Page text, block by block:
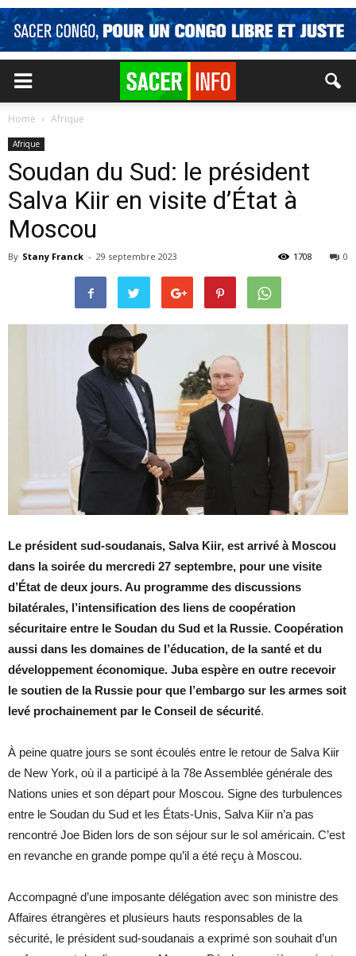
Home Afrique
Afrique
Soudan du Sud: le président
Salva Kiir en visite d’État à
Moscou
By Stany Franck - 29 septembre 2023 0
1708
Le président sud-soudanais, Salva Kiir, est arrivé à Moscou
dans la soirée du mercredi 27 septembre, pour une visite
d’État de deux jours. Au programme des discussions
bilatérales, l’intensification des liens de coopération
sécuritaire entre le Soudan du Sud et la Russie. Coopération
aussi dans les domaines de l’éducation, de la santé et du
développement économique. Juba espère en outre recevoir
le soutien de la Russie pour que l’embargo sur les armes soit
levé prochainement par le Conseil de sécurité.
À peine quatre jours se sont écoulés entre le retour de Salva Kiir
de New York, où il a participé à la 78e Assemblée générale des
Nations unies et son départ pour Moscou. Signe des turbulences
entre le Soudan du Sud et les États-Unis, Salva Kiir n’a pas
rencontré Joe Biden lors de son séjour sur le sol américain. C’est
en revanche en grande pompe qu’il a été reçu à Moscou.
Accompagné d’une imposante délégation avec son ministre des
Affaires étrangères et plusieurs hauts responsables de la
sécurité, le président sud-soudanais a exprimé son souhait d’un